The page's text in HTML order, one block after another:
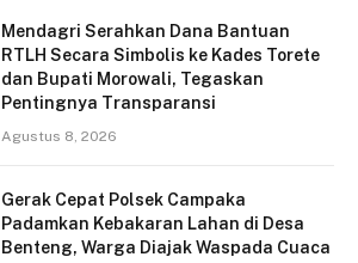
Mendagri Serahkan Dana Bantuan
RTLH Secara Simbolis ke Kades Torete
dan Bupati Morowali, Tegaskan
Pentingnya Transparansi
Agustus 8, 2026
Gerak Cepat Polsek Campaka
Padamkan Kebakaran Lahan di Desa
Benteng, Warga Diajak Waspada Cuaca